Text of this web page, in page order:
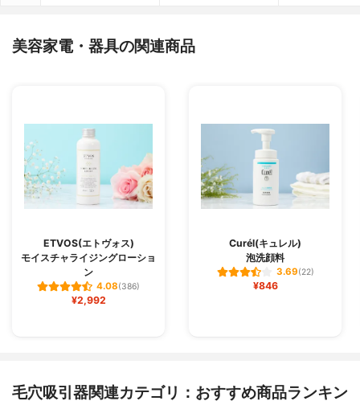
美容家電・器具の関連商品
ETVOS(エトヴォス)
モイスチャライジングローショ
ン
4.08(386)
¥2,992
Curél(キュレル)
泡洗顔料
3.69(22)
¥846
毛穴吸引器関連カテゴリ：おすすめ商品ランキン